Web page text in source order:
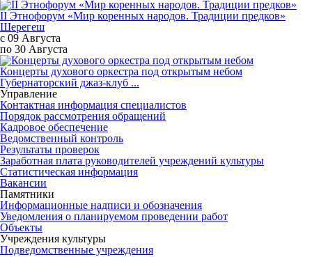
II Этнофорум «Мир коренных народов. Традиции предков»
Шерегеш
с 09 Августа
по 30 Августа
Концерты духового оркестра под открытым небом
Губернаторский джаз-клуб ...
Управление
Контактная информация специалистов
Порядок рассмотрения обращений
Кадровое обеспечение
Ведомственный контроль
Результаты проверок
Заработная плата руководителей учреждений культуры
Статистическая информация
Вакансии
Памятники
Информационные надписи и обозначения
Уведомления о планируемом проведении работ
Объекты
Учреждения культуры
Подведомственные учреждения